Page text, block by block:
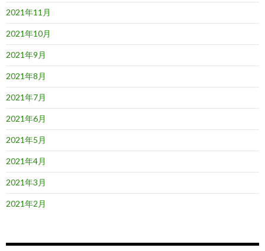
2021年11月
2021年10月
2021年9月
2021年8月
2021年7月
2021年6月
2021年5月
2021年4月
2021年3月
2021年2月